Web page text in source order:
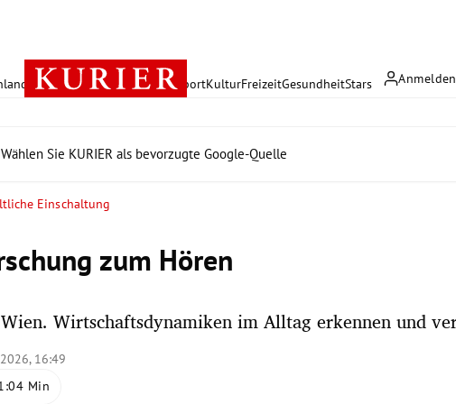
Anmelden
Österreich PolitikWirtschaft SportKulturFreizeitGesundheitStars
Wählen Sie KURIER als bevorzugte Google-Quelle
Einschaltung
zum Hören
Wirtschaftsdynamiken im Alltag erkennen und
16:49
Min